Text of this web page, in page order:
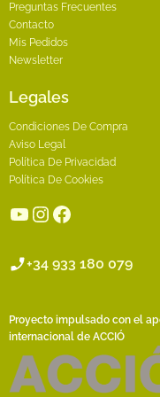
Preguntas Frecuentes
Contacto
Mis Pedidos
Newsletter
Legales
Condiciones De Compra
Aviso Legal
Política De Privacidad
Política De Cookies
YouTube
Instagram
Facebook
+34 933 180 079
Proyecto impulsado con el
internacional de ACCIÓ